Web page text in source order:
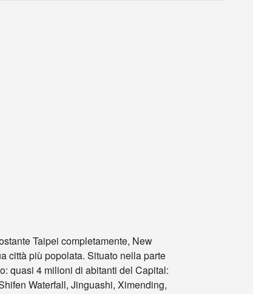
Taipei completamente, New
città più popolata. Situato nella parte
quasi 4 milioni di abitanti del Capital:
Waterfall, Jinguashi, Ximending,